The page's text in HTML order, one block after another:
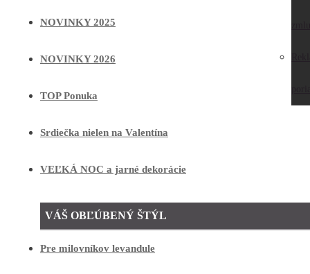
NOVINKY 2025
NOVINKY 2026
TOP Ponuka
Srdiečka nielen na Valentína
VEĽKÁ NOC a jarné dekorácie
VÁŠ OBĽÚBENÝ ŠTÝL
Pre milovníkov levandule